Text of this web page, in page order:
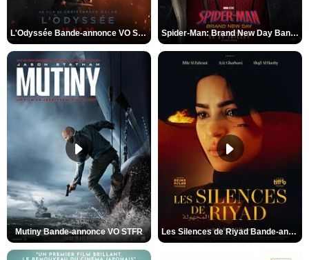
L'Odyssée Bande-annonce VO STFR Spider-Man: Brand New Day Bande-annonce VO STFR
Mutiny Bande-annonce VO STFR Les Silences de Riyad Bande-annonce VO STFR